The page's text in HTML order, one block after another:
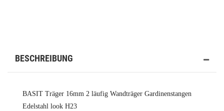
BESCHREIBUNG
BASIT Träger 16mm 2 läufig Wandträger Gardinenstangen
Edelstahl look H23